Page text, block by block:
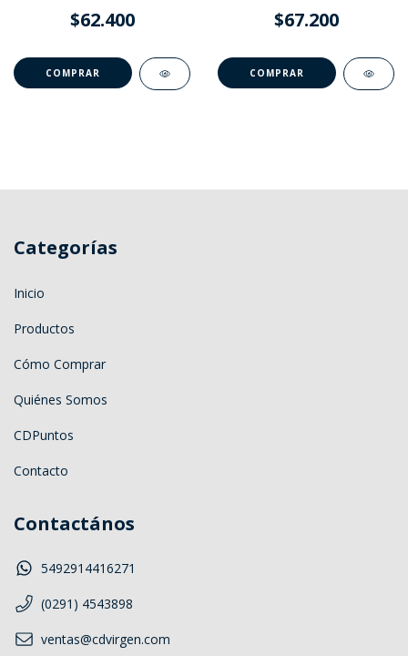
$62.400 $67.200
Categorías
Inicio
Productos
Cómo Comprar
Quiénes Somos
CDPuntos
Contacto
Contactános
5492914416271
(0291) 4543898
ventas@cdvirgen.com